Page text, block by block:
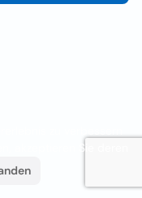
akzeptieren Sie deren